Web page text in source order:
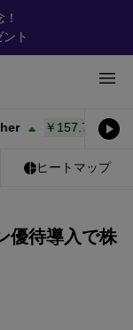
ト
￥157.75+0.03%
ヒートマップ
優待導入で株